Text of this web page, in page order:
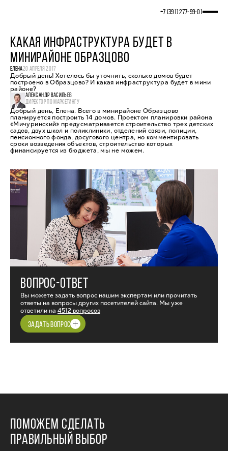
+7 (391) 277‒99‒01
КАКАЯ ИНФРАСТРУКТУРА БУДЕТ В
МИНИРАЙОНЕ ОБРАЗЦОВО
ЕЛЕНА20 АПРЕЛЯ 2017
Добрый день! Хотелось бы уточнить, сколько домов будет
построено в Образцово? И какая инфраструктура будет в мини
районе?
АЛЕКСАНДР ВАСИЛЬЕВ
ДИРЕКТОР ПО МАРКЕТИНГУ
Добрый день, Елена. Всего в минирайоне Образцово
планируется построить 14 домов. Проектом планировки района
«Мичуринский» предусматривается строительство трех детских
садов, двух школ и поликлиники, отделений связи, полиции,
пенсионного фонда, досугового центра, но комментировать
сроки возведения объектов, строительство которых
финансируется из бюджета, мы не можем.
ВОПРОС-ОТВЕТ
Вы можете задать вопрос нашим экспертам или прочитать
ответы на вопросы других посетителей сайта. Мы уже
ответили на 4512 вопросов
ЗАДАТЬ ВОПРОС
ПОМОЖЕМ СДЕЛАТЬ
ПРАВИЛЬНЫЙ ВЫБОР